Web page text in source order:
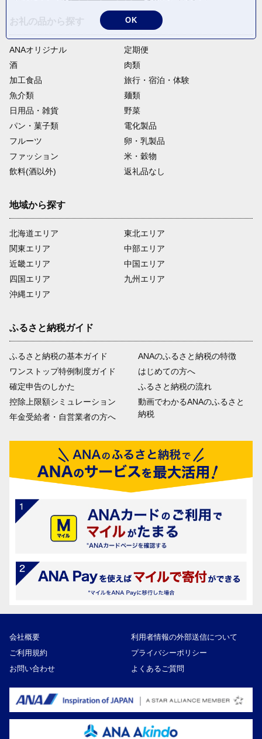
ANAオリジナル
定期便
酒
肉類
加工食品
旅行・宿泊・体験
魚介類
麺類
日用品・雑貨
野菜
パン・菓子類
電化製品
フルーツ
卵・乳製品
ファッション
米・穀物
飲料(酒以外)
返礼品なし
地域から探す
北海道エリア
関東エリア
近畿エリア
四国エリア
沖縄エリア
東北エリア
中部エリア
中国エリア
九州エリア
ふるさと納税ガイド
ふるさと納税の基本ガイド
ワンストップ特例制度ガイド
確定申告のしかた
控除上限額シミュレーション
年金受給者・自営業者の方へ
ANAのふるさと納税の特徴
はじめての方へ
ふるさと納税の流れ
動画でわかるANAのふるさと
納税
会社概要
利用者情報の外部送信について
ご利用規約
プライバシーポリシー
お問い合わせ
よくあるご質問
OK